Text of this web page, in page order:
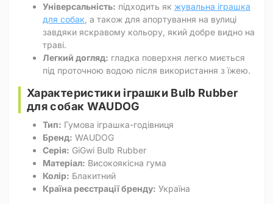
Універсальність: підходить як жувальна іграшка
для собак , а також для апортування на вулиці
завдяки яскравому кольору, який добре видно на
траві.
Легкий догляд: гладка поверхня легко миється
під проточною водою після використання з їжею.
Характеристики іграшки Bulb Rubber
для собак WAUDOG
Тип: Гумова іграшка-годівниця
Бренд: WAUDOG
Серія: GiGwi Bulb Rubber
Матеріал: Високоякісна гума
Колір: Блакитний
Країна реєстрації бренду: Україна